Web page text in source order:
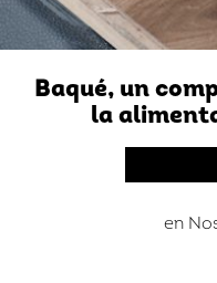
Baqué, un
la
en